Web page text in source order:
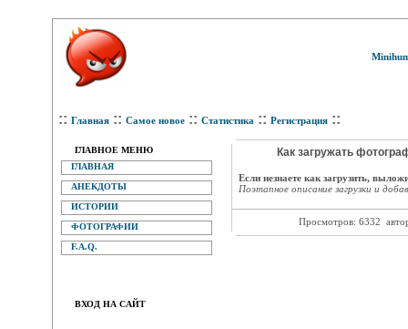
:: Главная :: Самое новое :: Статистика :: Регистрация ::
ГЛАВНОЕ МЕНЮ
ГЛАВНАЯ
АНЕКДОТЫ
ИСТОРИИ
ФОТОГРАФИИ
F.A.Q.
ВХОД НА САЙТ
Как загружать
Если незнаете как загрузить,
Поэтапное описание загрузки и
Просмотров: 6332